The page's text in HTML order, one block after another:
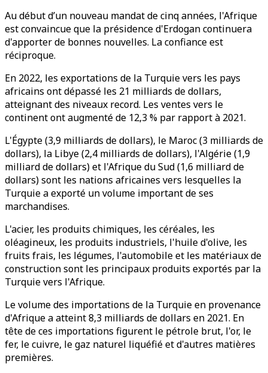
Au début d’un nouveau mandat de cinq années, l'Afrique
est convaincue que la présidence d'Erdogan continuera
d'apporter de bonnes nouvelles. La confiance est
réciproque.
En 2022, les exportations de la Turquie vers les pays
africains ont dépassé les 21 milliards de dollars,
atteignant des niveaux record. Les ventes vers le
continent ont augmenté de 12,3 % par rapport à 2021.
L'Égypte (3,9 milliards de dollars), le Maroc (3 milliards de
dollars), la Libye (2,4 milliards de dollars), l'Algérie (1,9
milliard de dollars) et l'Afrique du Sud (1,6 milliard de
dollars) sont les nations africaines vers lesquelles la
Turquie a exporté un volume important de ses
marchandises.
L'acier, les produits chimiques, les céréales, les
oléagineux, les produits industriels, l'huile d'olive, les
fruits frais, les légumes, l'automobile et les matériaux de
construction sont les principaux produits exportés par la
Turquie vers l'Afrique.
Le volume des importations de la Turquie en provenance
d'Afrique a atteint 8,3 milliards de dollars en 2021. En
tête de ces importations figurent le pétrole brut, l'or, le
fer, le cuivre, le gaz naturel liquéfié et d'autres matières
premières.